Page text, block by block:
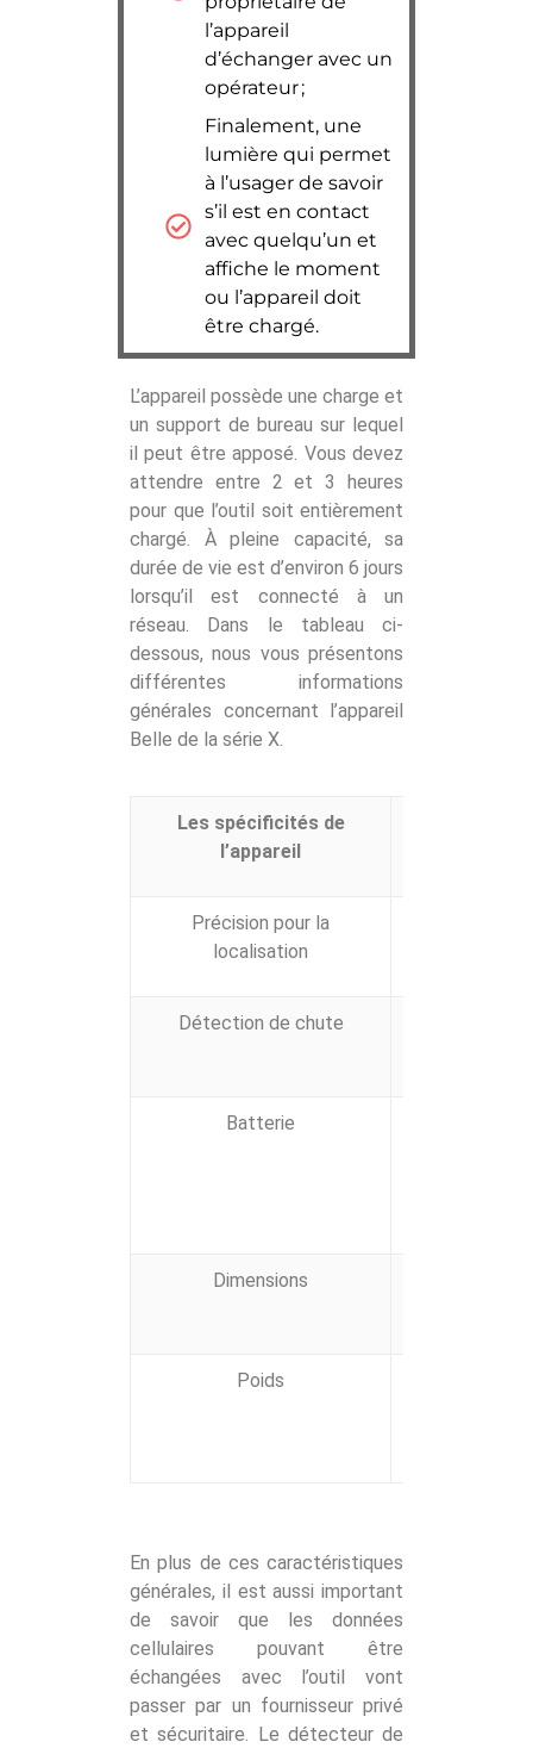
l’appareil
d’échanger avec un
opérateur ;
Finalement, une
lumière qui permet
à l’usager de savoir
s’il est en contact
avec quelqu’un et
affiche le moment
ou l’appareil doit
être chargé.
L’appareil possède une charge et
un support de bureau sur lequel
il peut être apposé. Vous devez
attendre entre 2 et 3 heures
pour que l’outil soit entièrement
chargé. À pleine capacité, sa
durée de vie est d’environ 6 jours
lorsqu’il est connecté à un
réseau. Dans le tableau ci-
dessous, nous vous présentons
différentes informations
générales concernant l’appareil
Belle de la série X.
Les spécificités de
l’appareil
Précision pour la
localisation
Détection de chute
Batterie
Dimensions
Poids
En plus de ces caractéristiques
générales, il est aussi important
de savoir que les données
cellulaires pouvant être
échangées avec l’outil vont
passer par un fournisseur privé
et sécuritaire. Le détecteur de